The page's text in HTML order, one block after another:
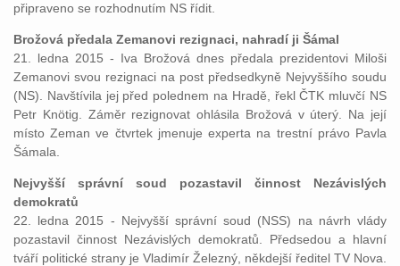
připraveno se rozhodnutím NS řídit.
Brožová předala Zemanovi rezignaci, nahradí ji Šámal
21. ledna 2015 - Iva Brožová dnes předala prezidentovi Miloši
Zemanovi svou rezignaci na post předsedkyně Nejvyššího soudu
(NS). Navštívila jej před polednem na Hradě, řekl ČTK mluvčí NS
Petr Knötig. Záměr rezignovat ohlásila Brožová v úterý. Na její
místo Zeman ve čtvrtek jmenuje experta na trestní právo Pavla
Šámala.
Nejvyšší správní soud pozastavil činnost Nezávislých
demokratů
22. ledna 2015 - Nejvyšší správní soud (NSS) na návrh vlády
pozastavil činnost Nezávislých demokratů. Předsedou a hlavní
tváří politické strany je Vladimír Železný, někdejší ředitel TV Nova.